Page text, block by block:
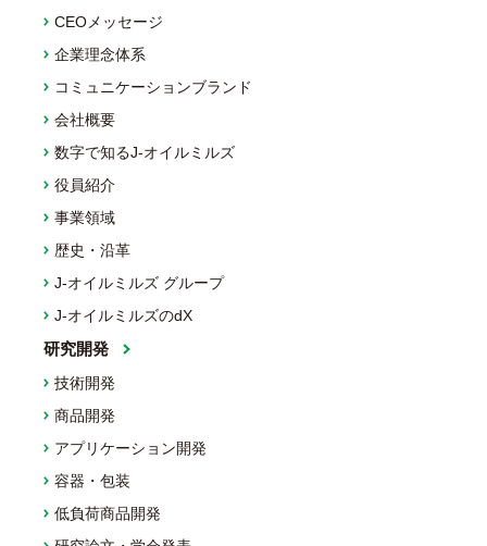
CEOメッセージ
企業理念体系
コミュニケーションブランド
会社概要
数字で知るJ-オイルミルズ
役員紹介
事業領域
歴史・沿革
J-オイルミルズ グループ
J-オイルミルズのdX
研究開発
技術開発
商品開発
アプリケーション開発
容器・包装
低負荷商品開発